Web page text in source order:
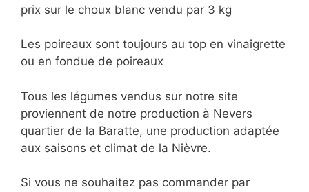
prix sur le choux blanc vendu par 3 kg
Les poireaux sont toujours au top en vinaigrette
ou en fondue de poireaux
Tous les légumes vendus sur notre site
proviennent de notre production à Nevers
quartier de la Baratte, une production adaptée
aux saisons et climat de la Nièvre.
Si vous ne souhaitez pas commander par